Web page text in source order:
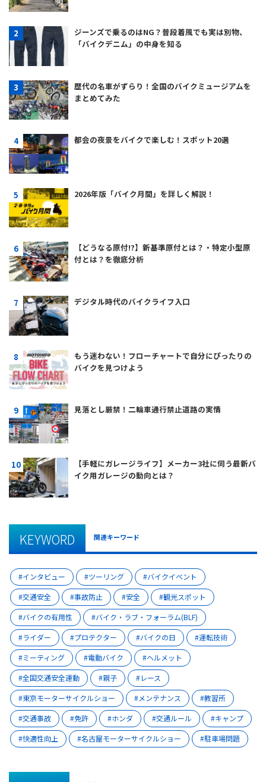
ジーンズで乗るのはNG？普段着風でも実は別物、
「バイクデニム」の中身を知る
歴代の名車がずらり！全国のバイクミュージアムを
まとめてみた
都会の夜景をバイクで楽しむ！スポット20選
2026年版「バイク月間」を詳しく解説！
【どうなる原付!?】新基準原付とは？・特定小型原
付とは？を徹底分析
デジタル時代のバイクライフ入口
もう迷わない！フローチャートで自分にぴったりの
バイクを見つけよう
見落とし厳禁！二輪車通行禁止道路の実情
【手軽にガレージライフ】メーカー3社に伺う最新バ
イク用ガレージの動向とは？
KEYWORD 関連キーワード
インタビュー ツーリング
バイクイベント
交通安全
事故防止 安全
観光スポット
バイクの有用性
バイク・ラブ・フォーラム(BLF)
ライダー
プロテクター バイクの日
運転技術
ミーティング
電動バイク
ヘルメット
全国交通安全運動
親子
レース
東京モーターサイクルショー
メンテナンス
教習所
交通事故
免許 ホンダ 交通ルール
キャンプ
快適性向上
名古屋モーターサイクルショー 駐車場問題